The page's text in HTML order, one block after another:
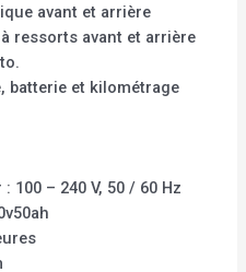
avant et arrière
ressorts avant et arrière
batterie et kilométrage
100 – 240 V, 50 / 60 Hz